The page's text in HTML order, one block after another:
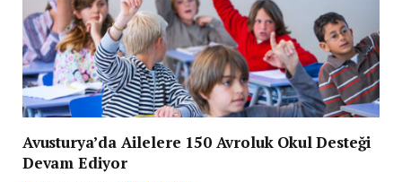
Avusturya’da Ailelere 150 Avroluk Okul Desteği
Devam Ediyor